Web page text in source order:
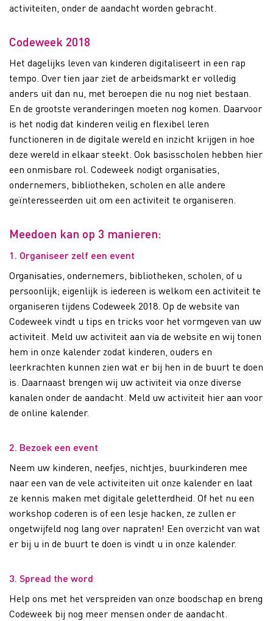
activiteiten, onder de aandacht worden gebracht.
Codeweek 2018
Het dagelijks leven van kinderen digitaliseert in een rap
tempo. Over tien jaar ziet de arbeidsmarkt er volledig
anders uit dan nu, met beroepen die nu nog niet bestaan.
En de grootste veranderingen moeten nog komen. Daarvoor
is het nodig dat kinderen veilig en flexibel leren
functioneren in de digitale wereld en inzicht krijgen in hoe
deze wereld in elkaar steekt. Ook basisscholen hebben hier
een onmisbare rol. Codeweek nodigt organisaties,
ondernemers, bibliotheken, scholen en alle andere
geïnteresseerden uit om een activiteit te organiseren.
Meedoen kan op 3 manieren:
1. Organiseer zelf een event
Organisaties, ondernemers, bibliotheken, scholen, of u
persoonlijk; eigenlijk is iedereen is welkom een activiteit te
organiseren tijdens Codeweek 2018. Op de website van
Codeweek vindt u tips en tricks voor het vormgeven van uw
activiteit. Meld uw activiteit aan via de website en wij tonen
hem in onze kalender zodat kinderen, ouders en
leerkrachten kunnen zien wat er bij hen in de buurt te doen
is. Daarnaast brengen wij uw activiteit via onze diverse
kanalen onder de aandacht. Meld uw activiteit hier aan voor
de online kalender.
2. Bezoek een event
Neem uw kinderen, neefjes, nichtjes, buurkinderen mee
naar een van de vele activiteiten uit onze kalender en laat
ze kennis maken met digitale geletterdheid. Of het nu een
workshop coderen is of een lesje hacken, ze zullen er
ongetwijfeld nog lang over napraten! Een overzicht van wat
er bij u in de buurt te doen is vindt u in onze kalender.
3. Spread the word
Help ons met het verspreiden van onze boodschap en breng
Codeweek bij nog meer mensen onder de aandacht.